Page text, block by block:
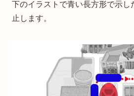
下のイラストで青い長方形で示し
止します。